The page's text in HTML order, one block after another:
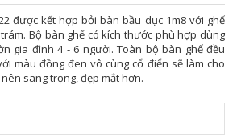
được kết hợp bởi bàn bầu dục 1m8 với ghế
Bộ bàn ghế có kích thước phù hợp dùng
gia đình 4 - 6 người. Toàn bộ bàn ghế đều
màu đồng đen vô cùng cổ điển sẽ làm cho
sang trọng, đẹp mắt hơn.